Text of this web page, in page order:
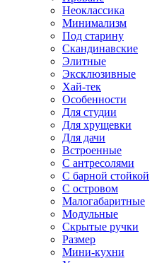
Неоклассика
Минимализм
Под старину
Скандинавские
Элитные
Эксклюзивные
Хай-тек
Особенности
Для студии
Для хрущевки
Для дачи
Встроенные
С антресолями
С барной стойкой
С островом
Малогабаритные
Модульные
Скрытые ручки
Размер
Мини-кухни